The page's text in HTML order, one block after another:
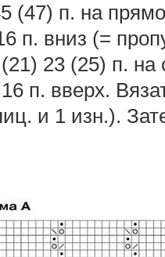
(47) п. на
п. вниз (=
23 (25) п.
п. вверх.
и 1 изн.).